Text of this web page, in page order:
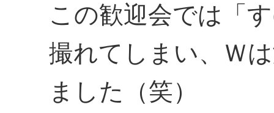
この歓迎会では「
撮れてしまい、Ｗ
ました（笑）